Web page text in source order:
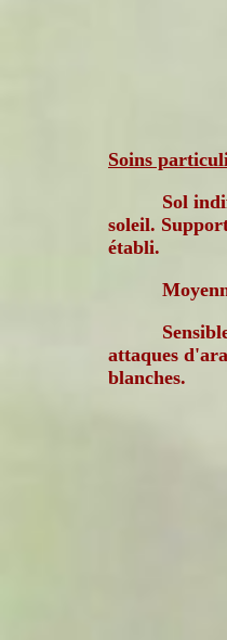
Soins
Sol
soleil.
établi.
attaques
blanches.